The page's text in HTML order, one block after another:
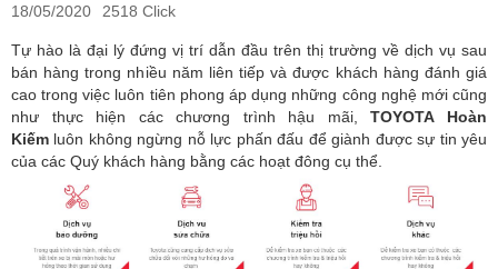
18/05/2020 2518 Click
Tự hào là đại lý đứng vị trí dẫn đầu trên thị trường về dịch vụ sau
bán hàng trong nhiều năm liên tiếp và được khách hàng đánh giá
cao trong việc luôn tiên phong áp dụng những công nghệ mới cũng
như thực hiện các chương trình hậu mãi,TOYOTA Hoàn
Kiếm luôn không ngừng nỗ lực phấn đấu để giành được sự tin yêu
của các Quý khách hàng bằng các hoạt đông cụ thể.